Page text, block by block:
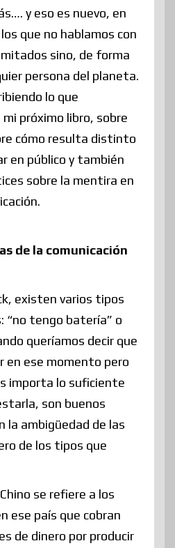
y eso es nuevo, en
que no hablamos con
sino, de forma
persona del planeta.
lo que
próximo libro, sobre
cómo resulta distinto
en público y también
sobre la mentira en
de la comunicación
existen varios tipos
“no tengo batería” o
queríamos decir que
en ese momento pero
importa lo suficiente
son buenos
la ambigüedad de las
de los tipos que
se refiere a los
ese país que cobran
de dinero por producir